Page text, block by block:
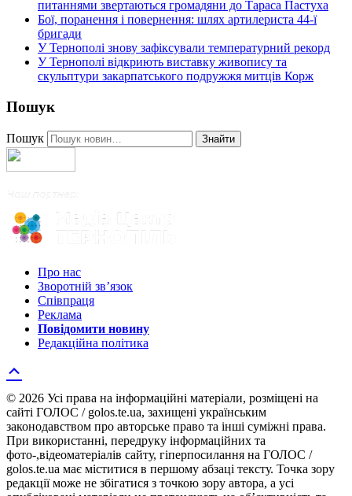
питаннями звертаються громадяни до Тараса Пастуха
Бої, поранення і повернення: шлях артилериста 44-ї
бригади
У Тернополі знову зафіксували температурний рекорд
У Тернополі відкриють виставку живопису та
скульптури закарпатського подружжя митців Корж
Пошук
Пошук Знайти
Про нас
Зворотній зв’язок
Співпраця
Реклама
Повідомити новину
Редакційна політика
© 2026 Усі права на інформаційні матеріали, розміщені на
сайті ГОЛОС / golos.te.ua, захищені українським
законодавством про авторське право та інші суміжні права.
При використанні, передруку інформаційних та
фото-,відеоматеріалів сайту, гіперпосилання на ГОЛОС /
golos.te.ua має міститися в першому абзаці тексту. Точка зору
редакції може не збігатися з точкою зору автора, а усі